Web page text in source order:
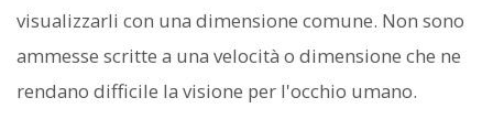
visualizzarli con una dimensione comune. Non sono
ammesse scritte a una velocità o dimensione che ne
rendano difficile la visione per l'occhio umano.